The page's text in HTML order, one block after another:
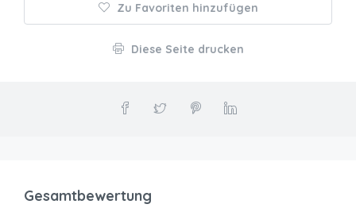
Zu Favoriten hinzufügen
Diese Seite drucken
Gesamtbewertung